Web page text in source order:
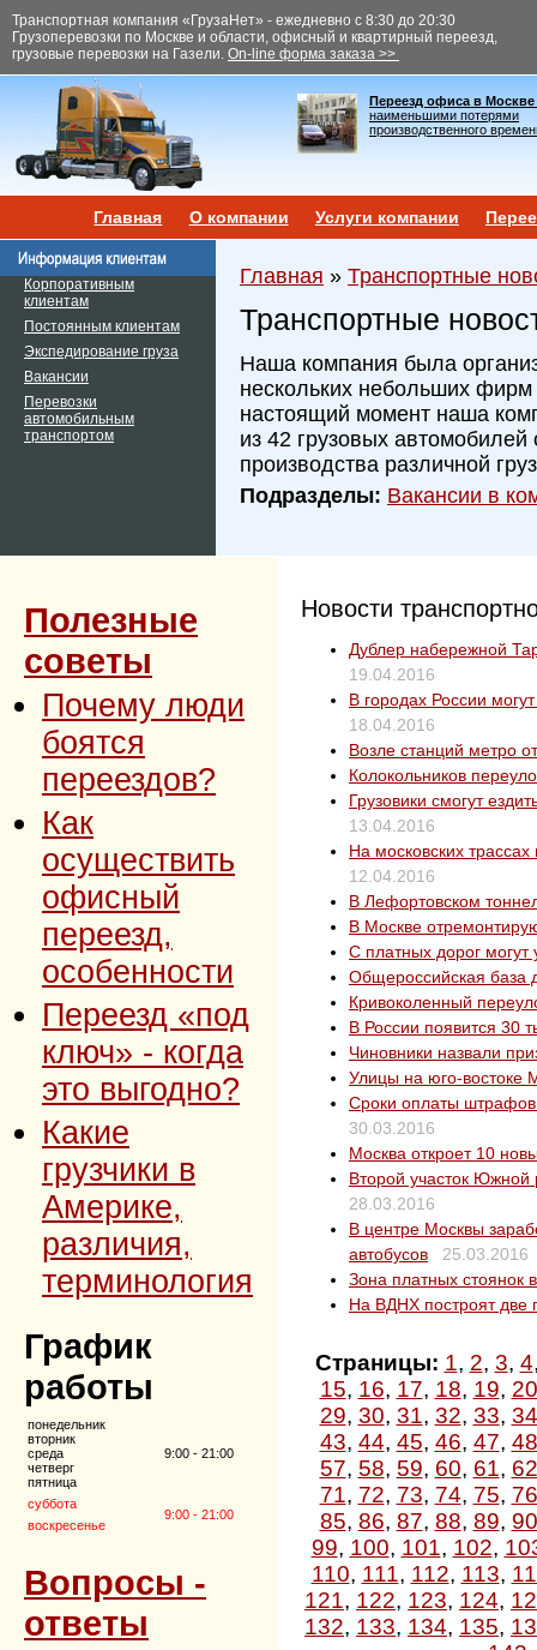
Транспортная компания «ГрузаНет» - ежедневно с 8:30 до 20:30
Грузоперевозки по Москве и области, офисный и квартирный переезд,
грузовые перевозки на Газели. On-line форма заказа >>
Переезд офиса в Москве
наименьшими потерями
производственного
Главная О компании Услуги компании
Корпоративным
клиентам
Постоянным клиентам
Экспедирование груза
Вакансии
Перевозки
автомобильным
транспортом
Главная » Транспортные
Транспортные
Наша компания была
нескольких небольших фирм
настоящий момент наша
из 42 грузовых автомобилей
производства различной
Подразделы: Вакансии в
Полезные
советы
Почему люди
боятся
переездов?
Как
осуществить
офисный
переезд,
особенности
Переезд «под
ключ» - когда
это выгодно?
Какие
грузчики в
Америке,
различия,
терминология
График
работы
понедельник
вторник
среда
четверг
пятница
9:00 - 21:00
суббота
9:00 - 21:00
воскресенье
Вопросы -
ответы
Новости
Дублер набережной
19.04.2016
В городах России
18.04.2016
Возле станций метро
Колокольников
Грузовики смогут
13.04.2016
На московских
12.04.2016
В Лефортовском
В Москве
С платных дорог
Общероссийская база
Кривоколенный
В России появится 30
Чиновники назвали
Улицы на юго-востоке
Сроки оплаты штрафов
30.03.2016
Москва откроет 10
Второй участок Южной
28.03.2016
В центре Москвы
автобусов
25.03.2016
Зона платных стоянок
На ВДНХ построят две
Страницы: 1, 2, 3, 4
15, 16, 17, 18, 19, 20
29, 30, 31, 32, 33, 34
43, 44, 45, 46, 47, 48
57, 58, 59, 60, 61, 62
71, 72, 73, 74, 75, 76
85, 86, 87, 88, 89, 90
99, 100, 101, 102,
110, 111, 112, 113,
121, 122, 123, 124,
132, 133, 134, 135,